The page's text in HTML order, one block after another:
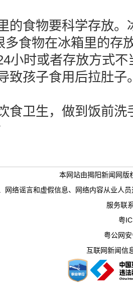
食物要科学存放。
多食物在冰箱里的存
小时或者存放方式
致孩子食用后拉肚子
卫生，做到饭前洗
本网站由揭阳新闻网版
网络谣言和虚假信息、网络内容从业人
服务联
粤
粤公网
互联网新闻信